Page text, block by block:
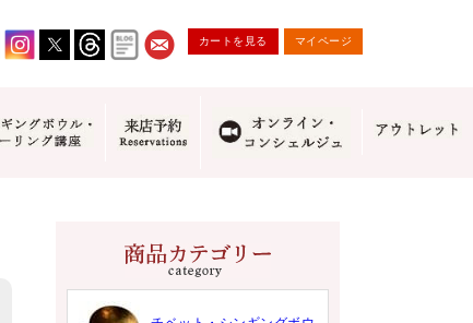
カートを見る マイページ